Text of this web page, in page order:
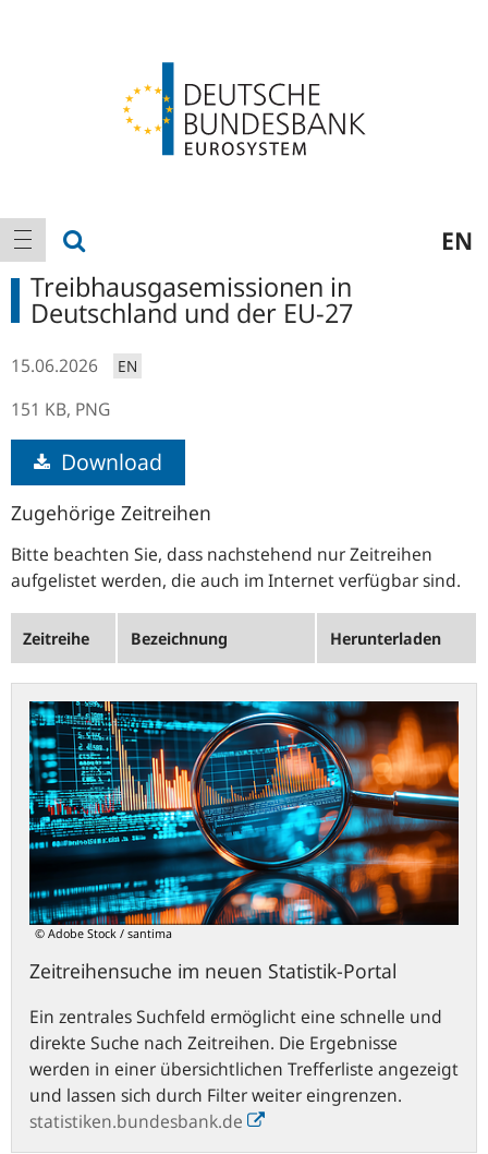
Hauptnavigation
Navigation anzeigen EN
Treibhausgasemissionen in
Deutschland und der EU-27
15.06.2026 EN
151 KB, PNG
Download
Zugehörige Zeitreihen
Bitte beachten Sie, dass nachstehend nur Zeitreihen
aufgelistet werden, die auch im Internet verfügbar sind.
Zeitreihe Bezeichnung Herunterladen
© Adobe Stock / santima
Zeitreihensuche im neuen Statistik-Portal
Ein zentrales Suchfeld ermöglicht eine schnelle und
direkte Suche nach Zeitreihen. Die Ergebnisse
werden in einer übersichtlichen Trefferliste angezeigt
und lassen sich durch Filter weiter eingrenzen.
statistiken.bundesbank.de
statistiken.bundesbank.de